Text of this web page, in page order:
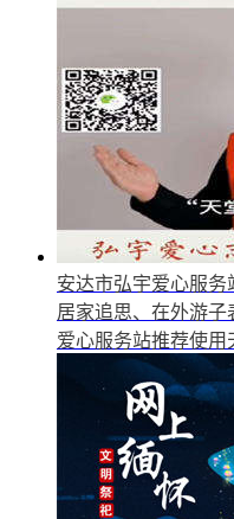
安达市弘宇爱心服务
居家追思、在外游
爱心服务站推荐使用